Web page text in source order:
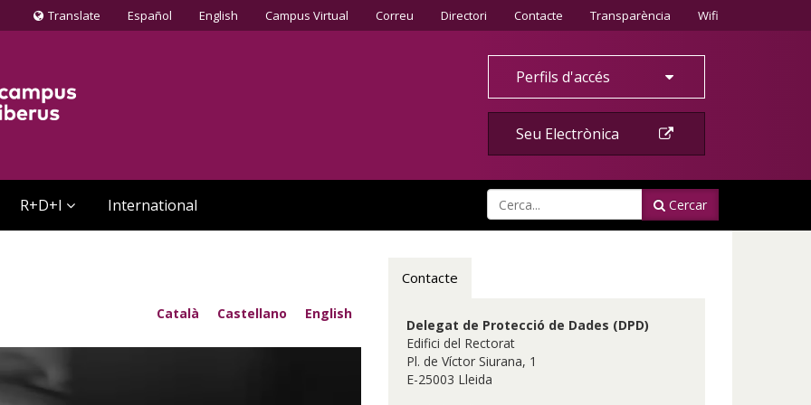
Icona
Translate Español English Campus Virtual Correu Directori Contacte
Contacte Transparència Wifi
Perfils d'accés
Seu Electrònica
R+D+I International Cercar
Català Castellano English
Contacte
Delegat de Protecció de Dades (DPD)
Edifici del Rectorat
Pl. de Víctor Siurana, 1
E-25003 Lleida